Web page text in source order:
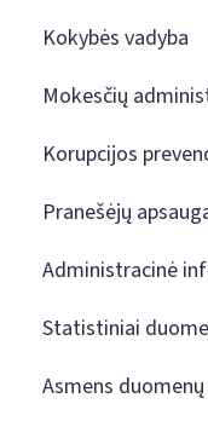
Kokybės vadyba
Mokesčių
Korupcijos
Pranešėjų
Administracinė
Statistiniai
Asmens